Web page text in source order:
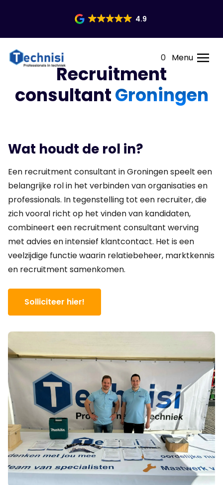
4.9
0 Menu
Recruitment
consultantGroningen
Wat houdt de rol in?
Een recruitment consultant in Groningen speelt een
belangrijke rol in het verbinden van organisaties en
professionals. In tegenstelling tot een recruiter, die
zich vooral richt op het vinden van kandidaten,
combineert een recruitment consultant werving
met advies en intensief klantcontact. Het is een
veelzijdige functie waarin relatiebeheer, marktkennis
en recruitment samenkomen.
Solliciteer hier!